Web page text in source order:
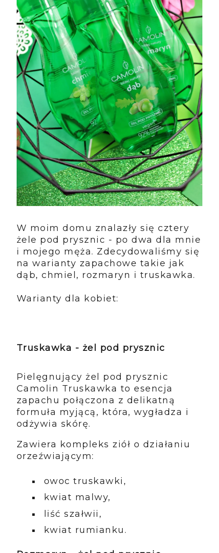
W moim domu znalazły się cztery
żele pod prysznic - po dwa dla mnie
i mojego męża. Zdecydowaliśmy się
na warianty zapachowe takie jak
dąb, chmiel, rozmaryn i truskawka.
Warianty dla kobiet:
Truskawka - żel pod prysznic
Pielęgnujący żel pod prysznic
Camolin Truskawka to esencja
zapachu połączona z delikatną
formuła myjącą, która, wygładza i
odżywia skórę.
Zawiera kompleks ziół o działaniu
orzeźwiającym:
owoc truskawki,
kwiat malwy,
liść szałwii,
kwiat rumianku.